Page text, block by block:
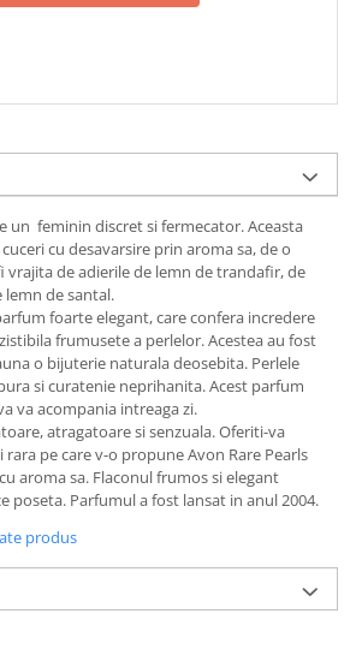
un feminin discret si fermecator. Aceasta
cu desavarsire prin aroma sa, de o
vrajita de adierile de lemn de trandafir, de
lemn de santal.
foarte elegant, care confera incredere
frumusete a perlelor. Acestea au fost
o bijuterie naturala deosebita. Perlele
si curatenie neprihanita. Acest parfum
va acompania intreaga zi.
atragatoare si senzuala. Oferiti-va
pe care v-o propune Avon Rare Pearls
aroma sa. Flaconul frumos si elegant
poseta. Parfumul a fost lansat in anul 2004.
produs